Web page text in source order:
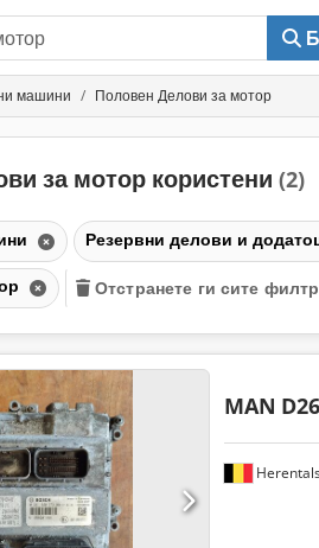
машини Половен Делови за мотор
за мотор користени (2)
Резервни делови и
Отстранете ги сите
MAN